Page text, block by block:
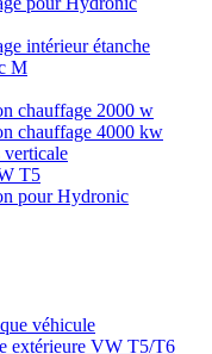
intérieur étanche
M
chauffage 2000 w
chauffage 4000 kw
T5
pour Hydronic
véhicule
extérieure VW T5/T6